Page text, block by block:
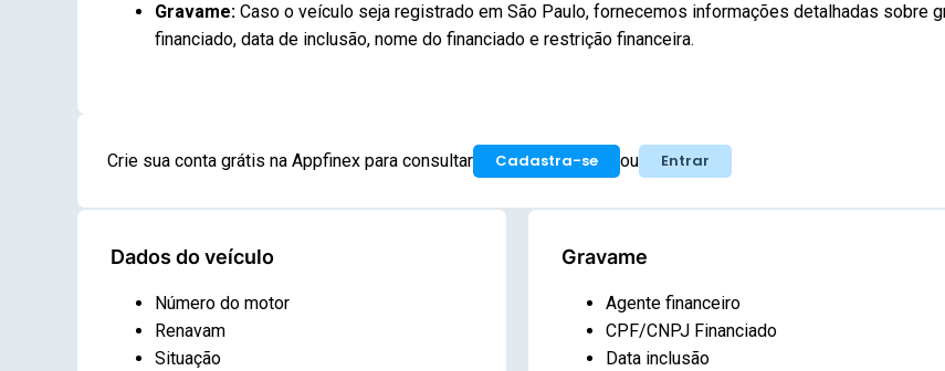
Gravame: Caso o veículo seja registrado em São Paulo, fornecemos informações detalhadas sobre
financiado, data de inclusão, nome do financiado e restrição financeira.
Crie sua conta grátis na Appfinex para consultar Cadastra-se ou Entrar
Dados do veículo
Número do motor
Renavam
Situação
Gravame
Agente financeiro
CPF/CNPJ Financiado
Data inclusão